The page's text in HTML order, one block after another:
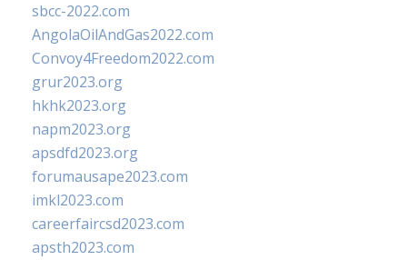
sbcc-2022.com
AngolaOilAndGas2022.com
Convoy4Freedom2022.com
grur2023.org
hkhk2023.org
napm2023.org
apsdfd2023.org
forumausape2023.com
imkl2023.com
careerfaircsd2023.com
apsth2023.com